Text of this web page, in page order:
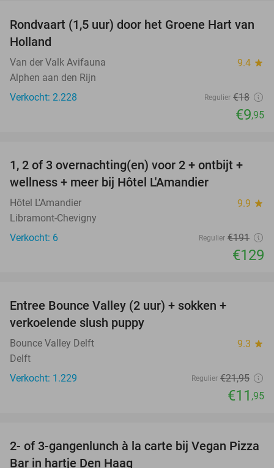
45%
Rondvaart (1,5 uur) door het Groene Hart van
Holland
Van der Valk Avifauna 9.4 star
Alphen aan den Rijn
Verkocht: 2.228
Regulier €18
€9,95
32%
TODAY
1, 2 of 3 overnachting(en) voor 2 + ontbijt +
wellness + meer bij Hôtel L'Amandier
Hôtel L'Amandier 9.9 star
Libramont-Chevigny
Verkocht: 6
Regulier €191
€129
Entree Bounce Valley (2 uur) + sokken +
verkoelende slush puppy
Bounce Valley Delft 9.3 star
Delft
Verkocht: 1.229
Regulier €21,95
€11 ,95
33%
2- of 3-gangenlunch à la carte bij Vegan Pizza
Bar in hartje Den Haag